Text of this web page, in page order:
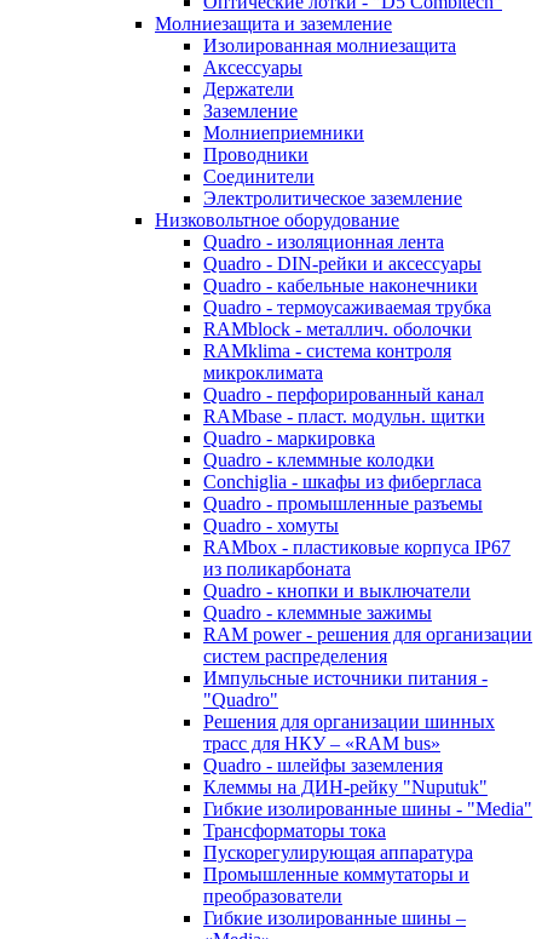
Молниезащита и заземление
Изолированная молниезащита
Аксессуары
Держатели
Заземление
Молниеприемники
Проводники
Соединители
Электролитическое заземление
Низковольтное оборудование
Quadro - изоляционная лента
Quadro - DIN-рейки и аксессуары
Quadro - кабельные наконечники
Quadro - термоусаживаемая трубка
RAMblock - металлич. оболочки
RAMklima - система контроля
микроклимата
Quadro - перфорированный канал
RAMbase - пласт. модульн. щитки
Quadro - маркировка
Quadro - клеммные колодки
Conchiglia - шкафы из фибергласа
Quadro - промышленные разъемы
Quadro - хомуты
RAMbox - пластиковые корпуса IP67
из поликарбоната
Quadro - кнопки и выключатели
Quadro - клеммные зажимы
RAM power - решения для организации
систем распределения
Импульсные источники питания -
"Quadro"
Решения для организации шинных
трасс для НКУ – «RAM bus»
Quadro - шлейфы заземления
Клеммы на ДИН-рейку "Nuputuk"
Гибкие изолированные шины - "Media"
Трансформаторы тока
Пускорегулирующая аппаратура
Промышленные коммутаторы и
преобразователи
Гибкие изолированные шины –